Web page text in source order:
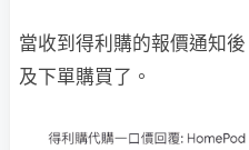
當收到得利購的報價通知
及下單購買了。